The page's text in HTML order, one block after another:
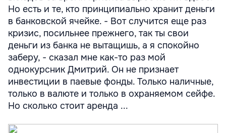
Но есть и те, кто принципиально хранит деньги
в банковской ячейке. - Вот случится еще раз
кризис, посильнее прежнего, так ты свои
деньги из банка не вытащишь, а я спокойно
заберу, - сказал мне как-то раз мой
однокурсник Дмитрий. Он не признает
инвестиции в паевые фонды. Только наличные,
только в валюте и только в охраняемом сейфе.
Но сколько стоит аренда ...